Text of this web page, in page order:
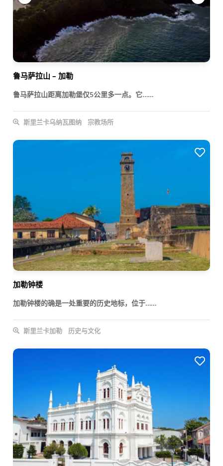
鲁马萨拉山 – 加勒
鲁马萨拉山距离加勒堡仅5公里多一点。它……
斯里兰卡乌纳瓦图纳 宗教场所
加勒钟楼
加勒钟楼的确是一处重要的历史地标，位于……
斯里兰卡加勒 历史与文化